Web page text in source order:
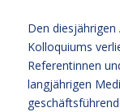
Den
Kolloquiums
Referentinnen
langjährigen